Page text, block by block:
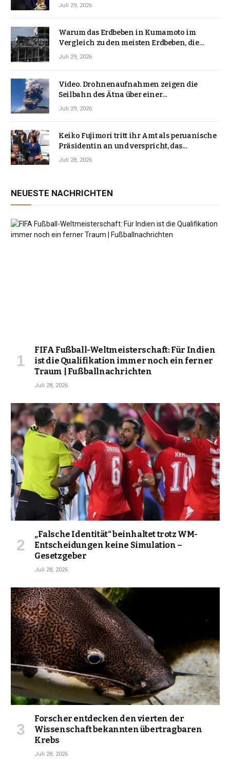
Juli 29, 2026
Warum das Erdbeben in Kumamoto im
Vergleich zu den meisten Erdbeben, die
Japan erschütterten, ungewöhnlich ist
Juli 29, 2026
Video. Drohnenaufnahmen zeigen die
Seilbahn des Ätna über einer
Vulkanlandschaft
Juli 29, 2026
Keiko Fujimori tritt ihr Amt als peruanische
Präsidentin an und verspricht, das
Jahrzehnt der Instabilität zu beenden
Juli 28, 2026
NEUESTE NACHRICHTEN
FIFA Fußball-Weltmeisterschaft: Für Indien
ist die Qualifikation immer noch ein ferner
Traum | Fußballnachrichten
Juli 28, 2026
„Falsche Identität“ beinhaltet trotz WM-
Entscheidungen keine Simulation –
Gesetzgeber
Juli 28, 2026
Forscher entdecken den vierten der
Wissenschaft bekannten übertragbaren
Krebs
Juli 28, 2026